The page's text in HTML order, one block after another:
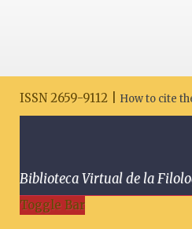
ISSN 2659-9112 | How to cite
Biblioteca Virtual de la
Toggle Bar